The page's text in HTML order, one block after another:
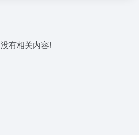
没有相关内容!